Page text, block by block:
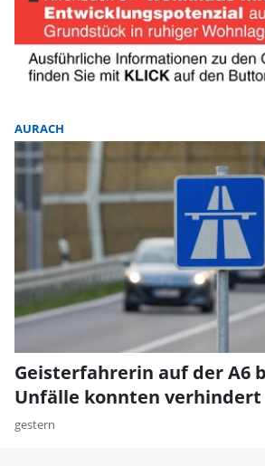
AURACH
Geisterfahrerin auf der A6
Unfälle konnten
gestern